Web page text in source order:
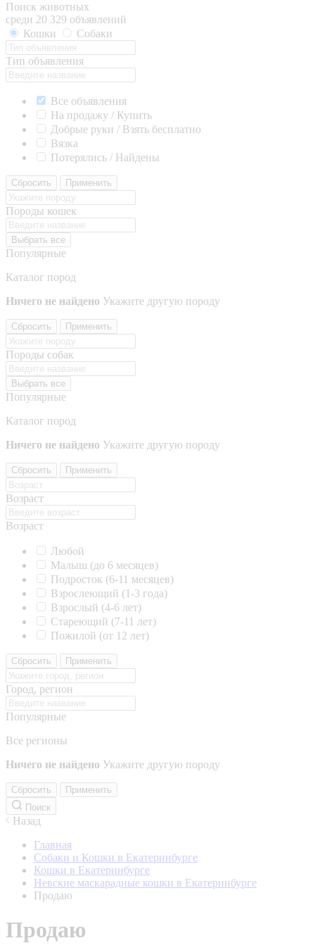
Поиск животных
среди 20 329 объявлений
Кошки
Собаки
Тип объявления
Все объявления
На продажу / Купить
Добрые руки / Взять бесплатно
Вязка
Потерялись / Найдены
Сбросить Применить
Породы кошек
Выбрать все
Популярные
Каталог пород
Ничего не найдено Укажите другую породу
Сбросить Применить
Породы собак
Выбрать все
Популярные
Каталог пород
Ничего не найдено Укажите другую породу
Сбросить Применить
Возраст
Возраст
Любой
Малыш (до 6 месяцев)
Подросток (6-11 месяцев)
Взрослеющий (1-3 года)
Взрослый (4-6 лет)
Стареющий (7-11 лет)
Пожилой (от 12 лет)
Сбросить Применить
Город, регион
Популярные
Все регионы
Ничего не найдено Укажите другую породу
Сбросить
Применить
Поиск
Назад
Главная
Собаки и Кошки в Екатеринбурге
Кошки в Екатеринбурге
Невские маскарадные кошки в Екатеринбурге
Продаю
Продаю